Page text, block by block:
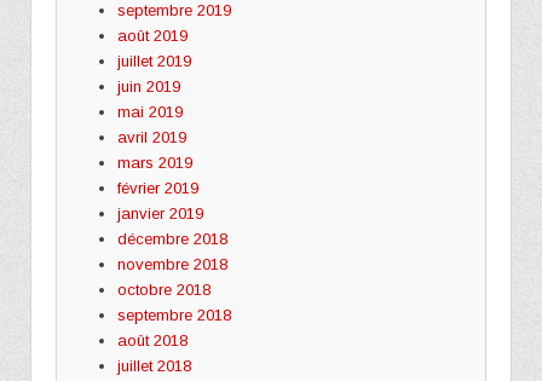
septembre 2019
août 2019
juillet 2019
juin 2019
mai 2019
avril 2019
mars 2019
février 2019
janvier 2019
décembre 2018
novembre 2018
octobre 2018
septembre 2018
août 2018
juillet 2018